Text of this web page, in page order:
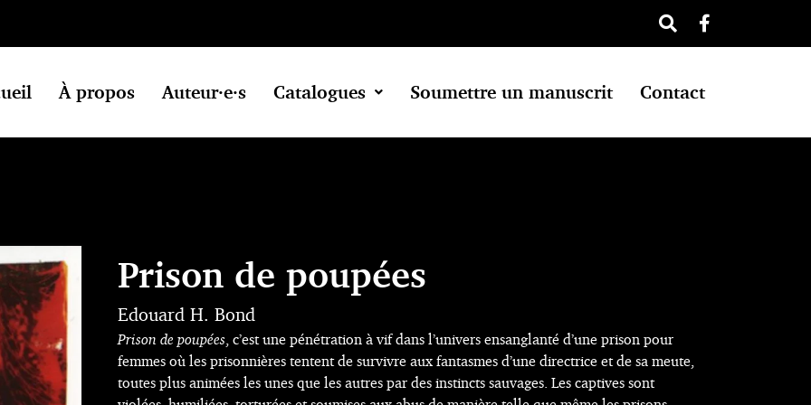
À propos Auteur·e·s Catalogues Soumettre un manuscrit Contact
Prison de poupées
Edouard H. Bond
Prison de poupées, c’est une pénétration à vif dans l’univers ensanglanté d’une prison pour
femmes où les prisonnières tentent de survivre aux fantasmes d’une directrice et de sa meute,
toutes plus animées les unes que les autres par des instincts sauvages. Les captives sont